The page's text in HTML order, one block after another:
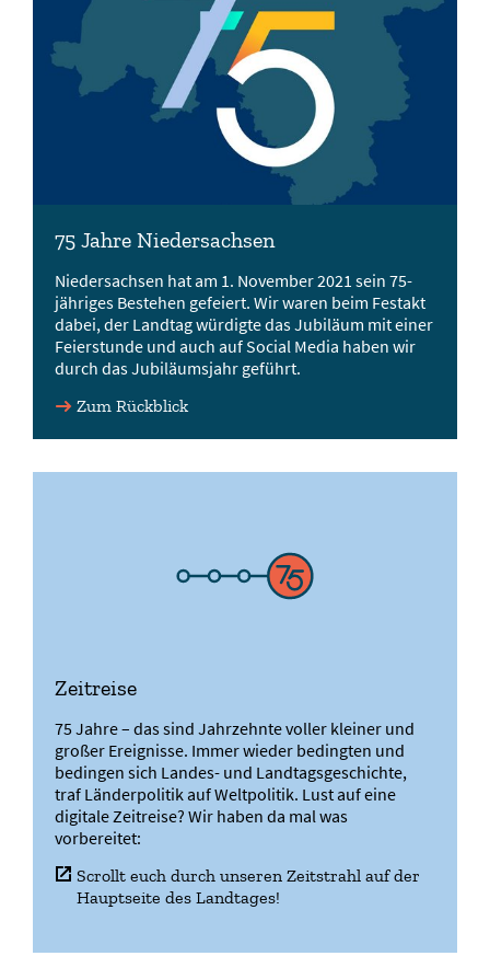
75 Jahre Niedersachsen
Niedersachsen hat am 1. November 2021 sein 75-
jähriges Bestehen gefeiert. Wir waren beim Festakt
dabei, der Landtag würdigte das Jubiläum mit einer
Feierstunde und auch auf Social Media haben wir
durch das Jubiläumsjahr geführt.
Zum Rückblick
Zeitreise
75 Jahre – das sind Jahrzehnte voller kleiner und
großer Ereignisse. Immer wieder bedingten und
bedingen sich Landes- und Landtagsgeschichte,
traf Länderpolitik auf Weltpolitik. Lust auf eine
digitale Zeitreise? Wir haben da mal was
vorbereitet:
Scrollt euch durch unseren Zeitstrahl auf der
Hauptseite des Landtages!